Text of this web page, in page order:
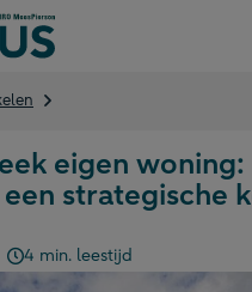
box
1
3
eigen
strategische
op:
4 min. leestijd